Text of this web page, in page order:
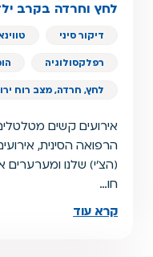
לחץ וחרדה בקרב
דיקור סיני
רפלקסולוגיה
לחץ, חרדה, מצב רוח
אירועים קשים
הרפואה הסינית,
(הצ'י) שלנו ומערערים
חו…
קרא עוד